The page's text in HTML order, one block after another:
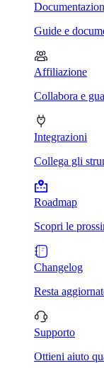
Guide e
Affiliazione
Collabora e
Integrazioni
Collega gli
Roadmap
Scopri le
Changelog
Resta
Supporto
Ottieni aiuto